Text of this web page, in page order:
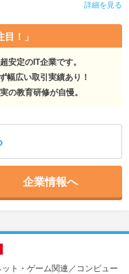
詳細を見る
目！」
安定のIT企業です。
幅広い取引実績あり！
の教育研修が自慢。
企業情報へ
ト・ゲーム関連／コンピュー